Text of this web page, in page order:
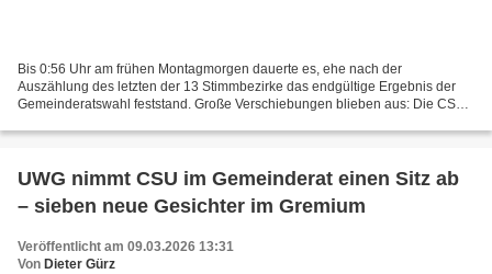
Bis 0:56 Uhr am frühen Montagmorgen dauerte es, ehe nach der
Auszählung des letzten der 13 Stimmbezirke das endgültige Ergebnis der
Gemeinderatswahl feststand. Große Verschiebungen blieben aus: Die CSU
UWG nimmt CSU im Gemeinderat einen Sitz ab
– sieben neue Gesichter im Gremium
Veröffentlicht am 09.03.2026 13:31
Von Dieter Gürz